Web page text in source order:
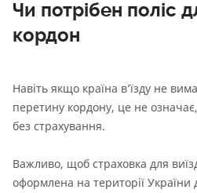
Чи потрібен поліс
кордон
Навіть якщо країна в’їзду не
перетину кордону, це не
без страхування.
Важливо, щоб страховка для
оформлена на території України